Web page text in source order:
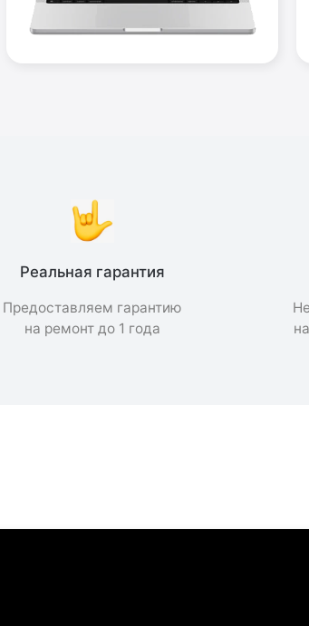
Реальная гарантия
Предоставляем гарантию
на ремонт до 1 года